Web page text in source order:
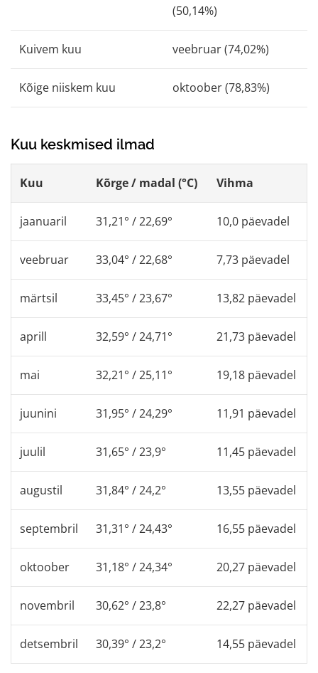
(50,14%)
Kuivem kuu veebruar (74,02%)
Kõige niiskem kuu oktoober (78,83%)
Kuu keskmised ilmad
Kuu Kõrge / madal (°C) Vihma
jaanuaril 31,21° / 22,69° 10,0 päevadel
veebruar 33,04° / 22,68° 7,73 päevadel
märtsil 33,45° / 23,67° 13,82 päevadel
aprill 32,59° / 24,71° 21,73 päevadel
mai 32,21° / 25,11° 19,18 päevadel
juunini 31,95° / 24,29° 11,91 päevadel
juulil 31,65° / 23,9° 11,45 päevadel
augustil 31,84° / 24,2° 13,55 päevadel
septembril 31,31° / 24,43° 16,55 päevadel
oktoober 31,18° / 24,34° 20,27 päevadel
novembril 30,62° / 23,8° 22,27 päevadel
detsembril 30,39° / 23,2° 14,55 päevadel